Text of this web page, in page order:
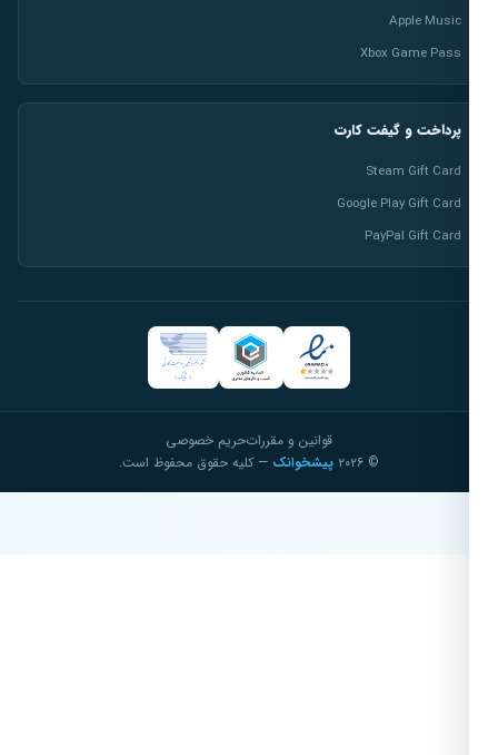
Apple Music
Xbox Game Pass
پرداخت و گیفت کارت
Steam Gift Card
Google Play Gift Card
PayPal Gift Card
قوانین و مقرراتحریم خصوصی
پیشخوانک— کلیه حقوق محفوظ است.